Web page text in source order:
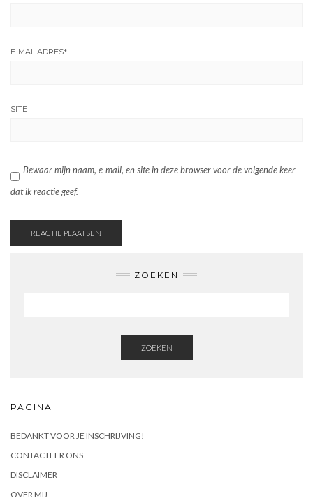
E-MAILADRES*
SITE
Bewaar mijn naam, e-mail, en site in deze browser voor de volgende keer
dat ik reactie geef.
ZOEKEN
ZOEKEN
PAGINA
BEDANKT VOOR JE INSCHRIJVING!
CONTACTEER ONS
DISCLAIMER
OVER MIJ